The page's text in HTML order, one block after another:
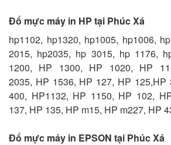
Đổ mực máy in HP tại Phúc Xá
hp1102, hp1320, hp1005, hp1006,
2015, hp2035, hp 3015, hp 1176,
1200, HP 1300, HP 1020, HP
2035, HP 1536, HP 127, HP 125,HP
400, HP1132, HP 1150, HP 102,
137, HP 135, HP m15, HP m227, HP
Đổ mực máy in EPSON tại Phúc Xá